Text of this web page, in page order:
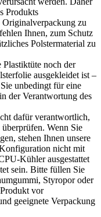
Produkts
zu
Ihnen, zum Schutz
Polstermaterial zu
noch der
ausgekleidet ist –
unbedingt für eine
der Verantwortung des
dafür verantwortlich,
Wenn Sie
stehen Ihnen unsere
nicht mit
Kühler ausgestattet
sein. Bitte füllen Sie
Styropor oder
vor
geeignete Verpackung